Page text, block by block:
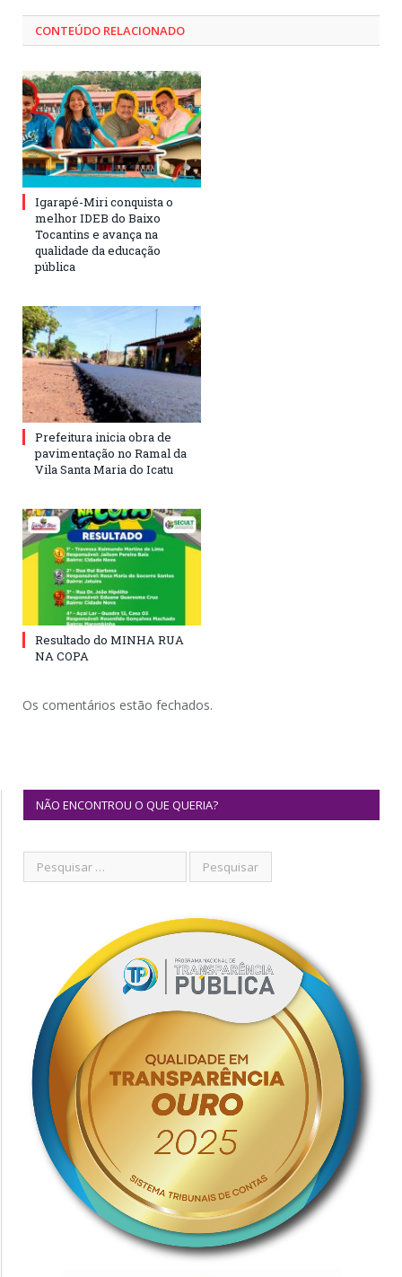
CONTEÚDO RELACIONADO
Igarapé-Miri conquista o
melhor IDEB do Baixo
Tocantins e avança na
qualidade da educação
pública
Prefeitura inicia obra de
pavimentação no Ramal da
Vila Santa Maria do Icatu
Resultado do MINHA RUA
NA COPA
Os comentários estão fechados.
NÃO ENCONTROU O QUE QUERIA?